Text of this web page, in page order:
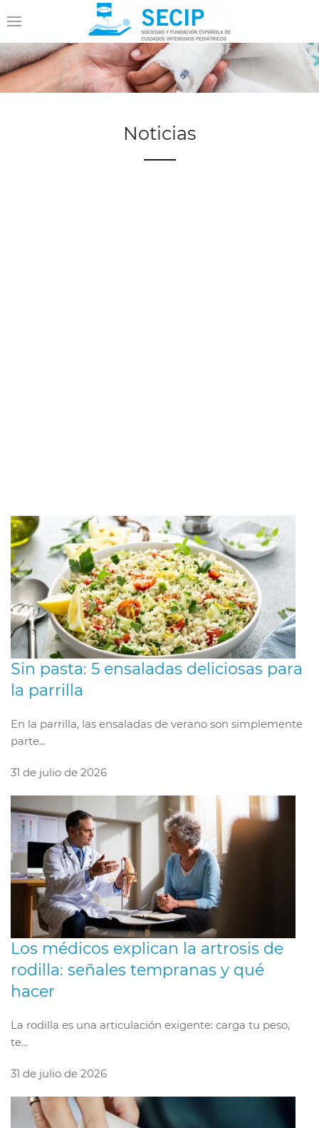
Noticias
Sin pasta: 5 ensaladas deliciosas para
la parrilla
En la parrilla, las ensaladas de verano son simplemente
parte...
31 de julio de 2026
Los médicos explican la artrosis de
rodilla: señales tempranas y qué
hacer
La rodilla es una articulación exigente: carga tu peso,
te...
31 de julio de 2026